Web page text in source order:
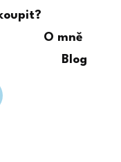
O mně
Blog